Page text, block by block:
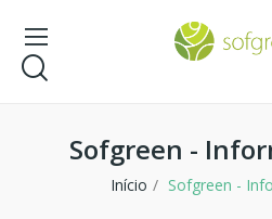
Sofgreen -
Início Sofgreen -